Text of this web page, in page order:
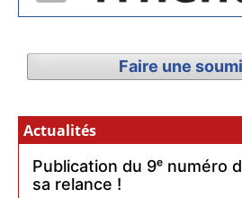
Faire une
Actualités
Publication du 9ᵉ numéro
sa relance !